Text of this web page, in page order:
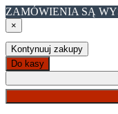
ZAMÓWIENIA SĄ
×
Kontynuuj zakupy
Do kasy